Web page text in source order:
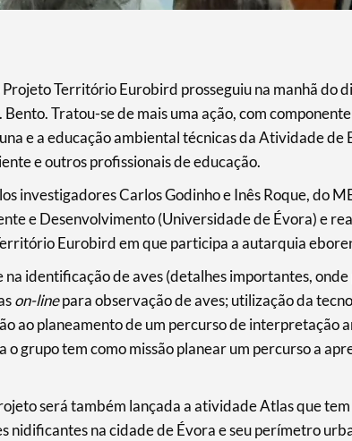
Pesquisa
gerais
Território Eurobird prosseguiu na manhã do
Bento. Tratou-se de mais uma ação, com
e a educação ambiental técnicas da Atividade
e outros profissionais de educação.
investigadores Carlos Godinho e Inês Roque, do
e Desenvolvimento (Universidade de Évora) e
Eurobird em que participa a autarquia
identificação de aves (detalhes importantes,
on-linepara observação de aves; utilização da
ao planeamento de um percurso de interpretação
o grupo tem como missão planear um percurso a
será também lançada a atividade Atlas que
nidificantes na cidade de Évora e seu perímetro